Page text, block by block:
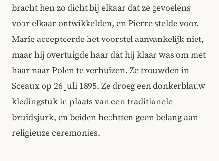
bracht hen zo dicht bij elkaar dat ze gevoelens
voor elkaar ontwikkelden, en Pierre stelde voor.
Marie accepteerde het voorstel aanvankelijk niet,
maar hij overtuigde haar dat hij klaar was om met
haar naar Polen te verhuizen. Ze trouwden in
Sceaux op 26 juli 1895. Ze droeg een donkerblauw
kledingstuk in plaats van een traditionele
bruidsjurk, en beiden hechtten geen belang aan
religieuze ceremonies.